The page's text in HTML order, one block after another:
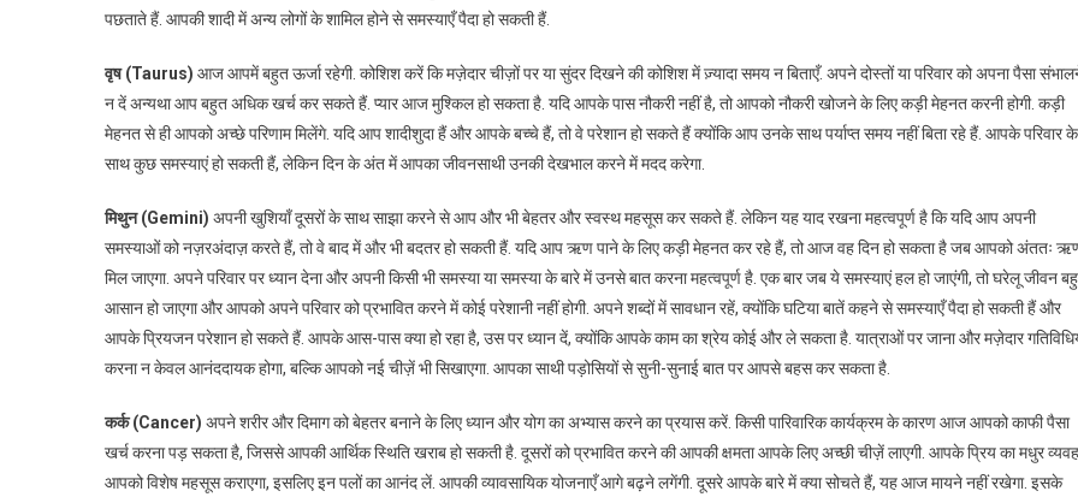
पछताते हैं. आपकी शादी में अन्य लोगों के शामिल होने से समस्याएँ पैदा हो सकती हैं.
वृष (Taurus) आज आपमें बहुत ऊर्जा रहेगी. कोशिश करें कि मज़ेदार चीज़ों पर या सुंदर दिखने की कोशिश में ज़्यादा समय न बिताएँ. अपने दोस्तों या परिवार को अपना पैसा
न दें अन्यथा आप बहुत अधिक खर्च कर सकते हैं. प्यार आज मुश्किल हो सकता है. यदि आपके पास नौकरी नहीं है, तो आपको नौकरी खोजने के लिए कड़ी मेहनत करनी होगी. कड़ी
मेहनत से ही आपको अच्छे परिणाम मिलेंगे. यदि आप शादीशुदा हैं और आपके बच्चे हैं, तो वे परेशान हो सकते हैं क्योंकि आप उनके साथ पर्याप्त समय नहीं बिता रहे हैं. आपके परिवार के
साथ कुछ समस्याएं हो सकती हैं, लेकिन दिन के अंत में आपका जीवनसाथी उनकी देखभाल करने में मदद करेगा.
मिथुन (Gemini) अपनी खुशियाँ दूसरों के साथ साझा करने से आप और भी बेहतर और स्वस्थ महसूस कर सकते हैं. लेकिन यह याद रखना महत्वपूर्ण है कि यदि आप अपनी
समस्याओं को नज़रअंदाज़ करते हैं, तो वे बाद में और भी बदतर हो सकती हैं. यदि आप ऋण पाने के लिए कड़ी मेहनत कर रहे हैं, तो आज वह दिन हो सकता है जब आपको अंततः
मिल जाएगा. अपने परिवार पर ध्यान देना और अपनी किसी भी समस्या या समस्या के बारे में उनसे बात करना महत्वपूर्ण है. एक बार जब ये समस्याएं हल हो जाएंगी, तो घरेलू जीवन
आसान हो जाएगा और आपको अपने परिवार को प्रभावित करने में कोई परेशानी नहीं होगी. अपने शब्दों में सावधान रहें, क्योंकि घटिया बातें कहने से समस्याएँ पैदा हो सकती हैं और
आपके प्रियजन परेशान हो सकते हैं. आपके आस-पास क्या हो रहा है, उस पर ध्यान दें, क्योंकि आपके काम का श्रेय कोई और ले सकता है. यात्राओं पर जाना और मज़ेदार
करना न केवल आनंददायक होगा, बल्कि आपको नई चीज़ें भी सिखाएगा. आपका साथी पड़ोसियों से सुनी-सुनाई बात पर आपसे बहस कर सकता है.
कर्क (Cancer) अपने शरीर और दिमाग को बेहतर बनाने के लिए ध्यान और योग का अभ्यास करने का प्रयास करें. किसी पारिवारिक कार्यक्रम के कारण आज आपको काफी पैसा
खर्च करना पड़ सकता है, जिससे आपकी आर्थिक स्थिति खराब हो सकती है. दूसरों को प्रभावित करने की आपकी क्षमता आपके लिए अच्छी चीज़ें लाएगी. आपके प्रिय का मधुर
आपको विशेष महसूस कराएगा, इसलिए इन पलों का आनंद लें. आपकी व्यावसायिक योजनाएँ आगे बढ़ने लगेंगी. दूसरे आपके बारे में क्या सोचते हैं, यह आज मायने नहीं रखेगा. इसके